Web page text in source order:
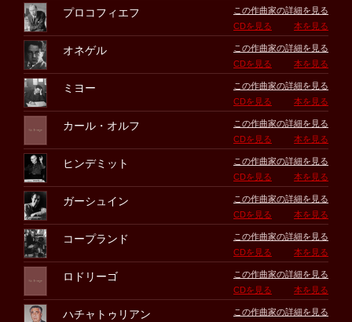
プロコフィエフ
この作曲家の詳細を見る
CDを見る
本を見る
オネゲル
この作曲家の詳細を見る
CDを見る
本を見る
ミヨー
この作曲家の詳細を見る
CDを見る
本を見る
カール・オルフ
この作曲家の詳細を見る
CDを見る
本を見る
ヒンデミット
この作曲家の詳細を見る
CDを見る
本を見る
ガーシュイン
この作曲家の詳細を見る
CDを見る
本を見る
コープランド
この作曲家の詳細を見る
CDを見る
本を見る
ロドリーゴ
この作曲家の詳細を見る
CDを見る
本を見る
ハチャトゥリアン
この作曲家の詳細を見る